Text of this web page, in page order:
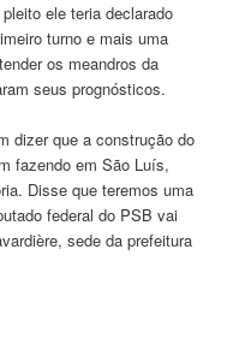
ele teria declarado
turno e mais uma
os meandros da
seus prognósticos.
dizer que a construção do
fazendo em São Luís,
Disse que teremos uma
federal do PSB vai
sede da prefeitura